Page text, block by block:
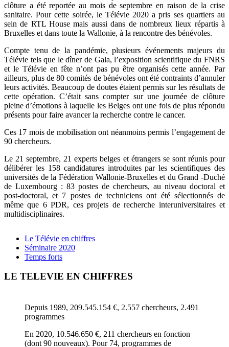
clôture a été reportée au mois de septembre en raison de la crise
sanitaire. Pour cette soirée, le Télévie 2020 a pris ses quartiers au
sein de RTL House mais aussi dans de nombreux lieux répartis à
Bruxelles et dans toute la Wallonie, à la rencontre des bénévoles.
Compte tenu de la pandémie, plusieurs événements majeurs du
Télévie tels que le dîner de Gala, l’exposition scientifique du FNRS
et le Télévie en fête n’ont pas pu être organisés cette année. Par
ailleurs, plus de 80 comités de bénévoles ont été contraints d’annuler
leurs activités. Beaucoup de doutes étaient permis sur les résultats de
cette opération. C’était sans compter sur une journée de clôture
pleine d’émotions à laquelle les Belges ont une fois de plus répondu
présents pour faire avancer la recherche contre le cancer.
Ces 17 mois de mobilisation ont néanmoins permis l’engagement de
90 chercheurs.
Le 21 septembre, 21 experts belges et étrangers se sont réunis pour
délibérer les 158 candidatures introduites par les scientifiques des
universités de la Fédération Wallonie-Bruxelles et du Grand -Duché
de Luxembourg : 83 postes de chercheurs, au niveau doctoral et
post-doctoral, et 7 postes de techniciens ont été sélectionnés de
même que 6 PDR, ces projets de recherche interuniversitaires et
multidisciplinaires.
Le Télévie en chiffres
Séminaire 2020
Temps forts
LE TELEVIE EN CHIFFRES
Depuis 1989, 209.545.154 €, 2.557 chercheurs, 2.491
programmes
En 2020, 10.546.650 €, 211 chercheurs en fonction
(dont 90 nouveaux). Pour 74, programmes de